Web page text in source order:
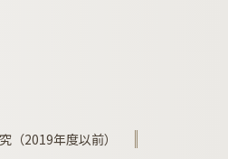
（2019年度以前）